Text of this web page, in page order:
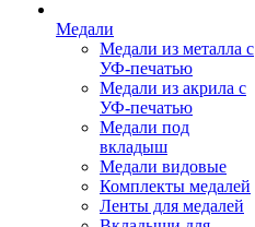
Медали
Медали из металла с
УФ-печатью
Медали из акрила с
УФ-печатью
Медали под
вкладыш
Медали видовые
Комплекты медалей
Ленты для медалей